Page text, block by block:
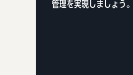
管理を実現しましょう。